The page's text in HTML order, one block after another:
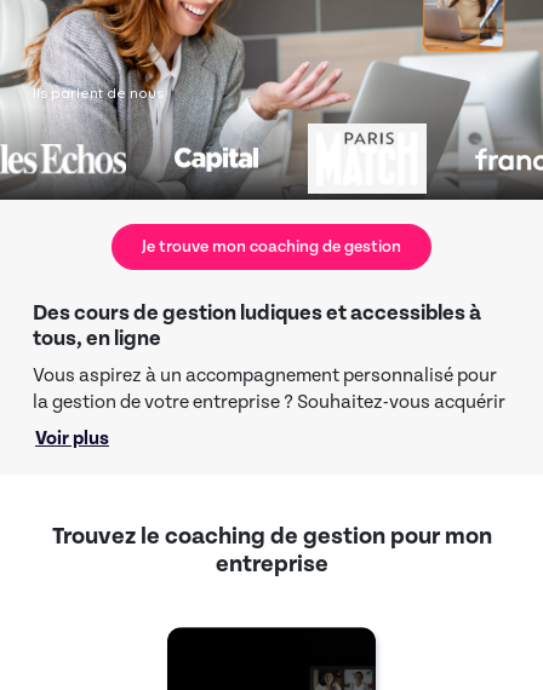
Des cours de gestion ludiques et accessibles à
tous, en ligne
Vous aspirez à un accompagnement personnalisé pour
la gestion de votre entreprise ? Souhaitez-vous acquérir
une expertise avancée dans votre secteur d’activité ?
Grâce aux coachs spécialisés dans la gestion
aboutissants de la création rapide d’entreprise, de
l’organisation efficace des tâches, du recrutement
Voir plus
Je trouve mon coaching de gestion
Ils parlent de nous
Trouvez le coaching de gestion pour mon
entreprise